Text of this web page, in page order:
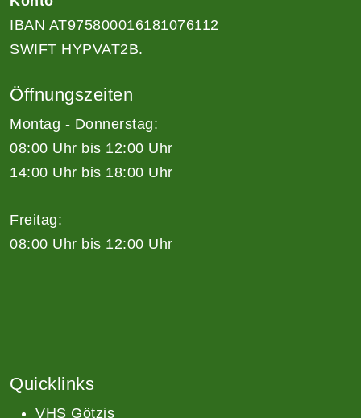
IBAN AT975800016181076112
SWIFT HYPVAT2B.
Öffnungszeiten
Montag - Donnerstag:
08:00 Uhr bis 12:00 Uhr
14:00 Uhr bis 18:00 Uhr
Freitag:
08:00 Uhr bis 12:00 Uhr
Quicklinks
VHS Götzis